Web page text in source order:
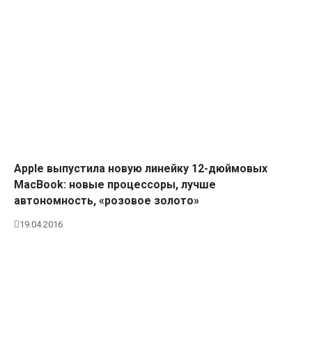
Apple выпустила новую линейку 12-дюймовых
MacBook: новые процессоры, лучше
автономность, «розовое золото»
19.04.2016